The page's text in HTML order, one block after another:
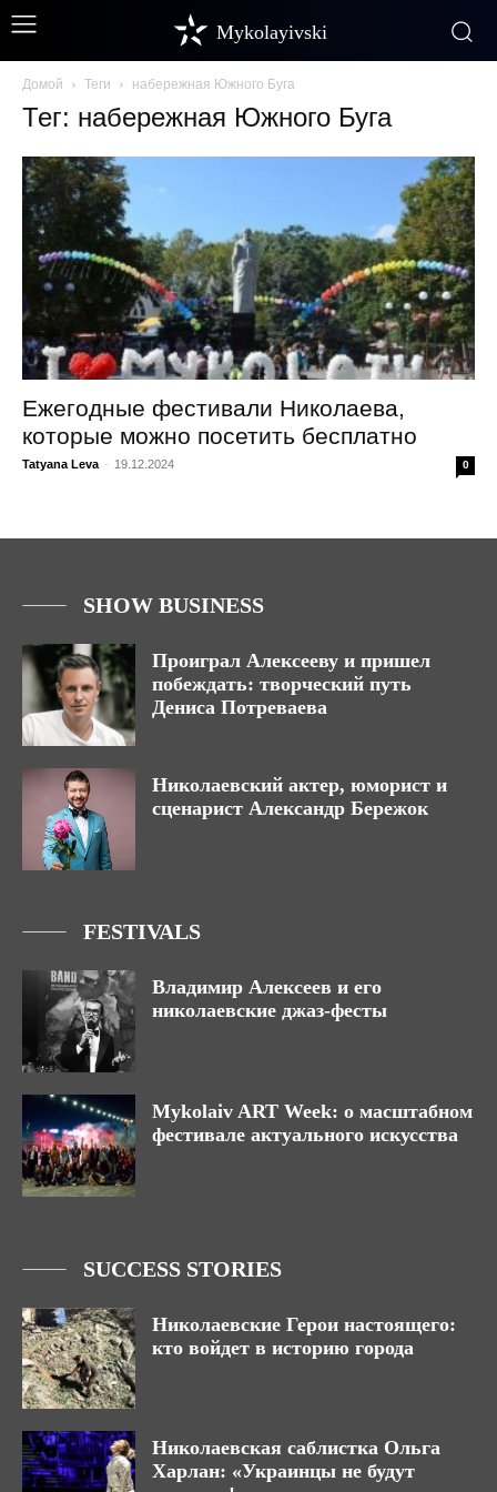
Mykolayivski
Домой Теги набережная Южного Буга
Тег: набережная Южного Буга
Ежегодные фестивали Николаева,
которые можно посетить бесплатно
Tatyana Leva - 19.12.2024 0
SHOW BUSINESS
Проиграл Алексееву и пришел
побеждать: творческий путь
Дениса Потреваева
Николаевский актер, юморист и
сценарист Александр Бережок
FESTIVALS
Владимир Алексеев и его
николаевские джаз-фесты
Mykolaiv ART Week: о масштабном
фестивале актуального искусства
SUCCESS STORIES
Николаевские Герои настоящего:
кто войдет в историю города
Николаевская саблистка Ольга
Харлан: «Украинцы не будут